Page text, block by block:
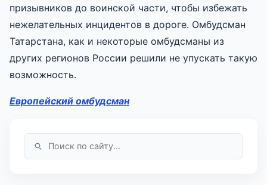
призывников до воинской части, чтобы избежать
нежелательных инцидентов в дороге. Омбудсман
Татарстана, как и некоторые омбудсманы из
других регионов России решили не упускать такую
возможность.
Европейский омбудсман